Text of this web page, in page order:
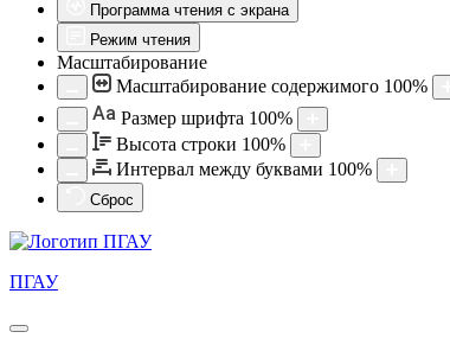
Программа чтения с экрана
Режим чтения
Масштабирование
Масштабирование содержимого 100%
Aa Размер шрифта 100%
Высота строки 100%
Интервал между буквами 100%
Сброс
ПГАУ